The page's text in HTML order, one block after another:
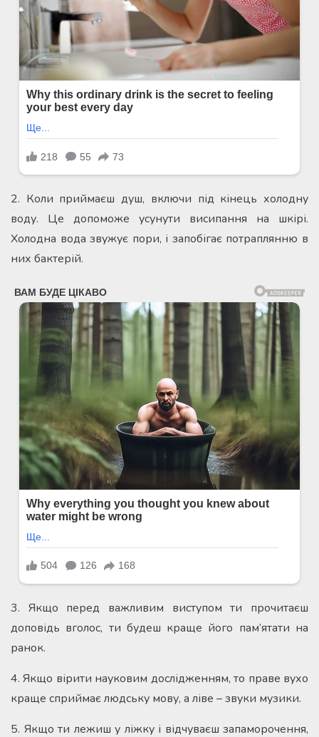
2. Коли приймаєш душ, включи під кінець холодну
воду. Це допоможе усунути висипання на шкірі.
Холодна вода звужує пори, і запобігає потраплянню в
них бактерій.
3. Якщо перед важливим виступом ти прочитаєш
доповідь вголос, ти будеш краще його пам’ятати на
ранок.
4. Якщо вірити науковим дослідженням, то праве вухо
краще сприймає людську мову, а ліве – звуки музики.
5. Якщо ти лежиш у ліжку і відчуваєш запаморочення,